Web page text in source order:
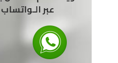
عبر